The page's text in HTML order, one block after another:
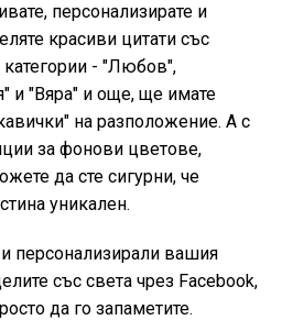
персонализирате и
красиви цитати със
- "Любов",
и "Вяра" и още, ще имате
на разположение. А с
за фонови цветове,
да сте сигурни, че
уникален.
персонализирали вашия
със света чрез Facebook,
да го запаметите.